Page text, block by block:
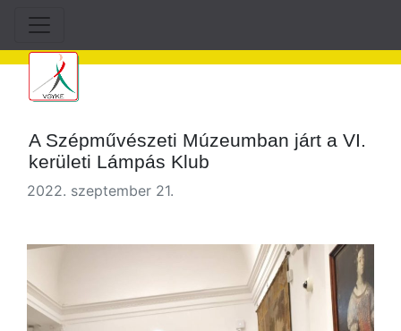
A Szépművészeti Múzeumban járt a VI.
kerületi Lámpás Klub
2022. szeptember 21.